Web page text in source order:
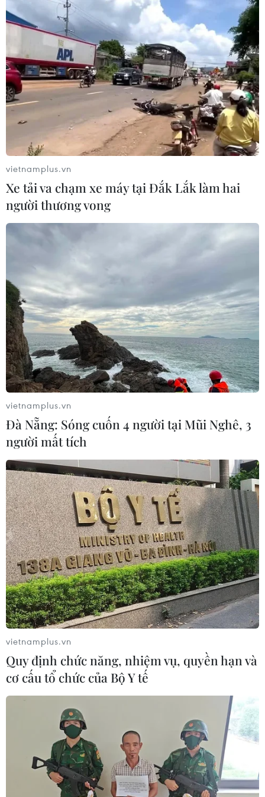
vietnamplus.vn
Xe tải va chạm xe máy tại Đắk Lắk làm hai
người thương vong
vietnamplus.vn
Đà Nẵng: Sóng cuốn 4 người tại Mũi Nghê, 3
người mất tích
vietnamplus.vn
Quy định chức năng, nhiệm vụ, quyền hạn và
cơ cấu tổ chức của Bộ Y tế